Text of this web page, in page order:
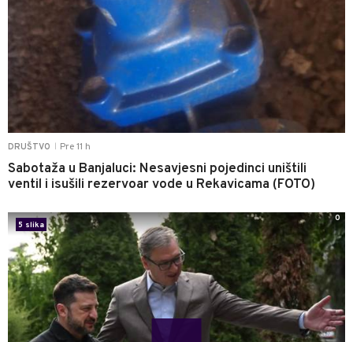
DRUŠTVO Pre 11 h
Sabotaža u Banjaluci: Nesavjesni pojedinci uništili
ventil i isušili rezervoar vode u Rekavicama (FOTO)
5 slika
0